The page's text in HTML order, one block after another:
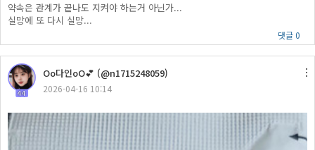
약속은 관계가 끝나도 지켜야 하는거 아닌가...
실망에 또 다시 실망...
댓글 0
44
Oo다인oO💕 (@n1715248059)
2026-04-16 10:14